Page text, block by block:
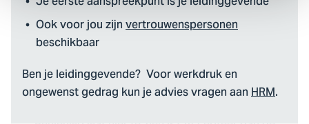
Ook voor jou zijnvertrouwenspersonen
beschikbaar
Ben je leidinggevende? Voor werkdruk en
ongewenst gedrag kun je advies vragen aanHRM.